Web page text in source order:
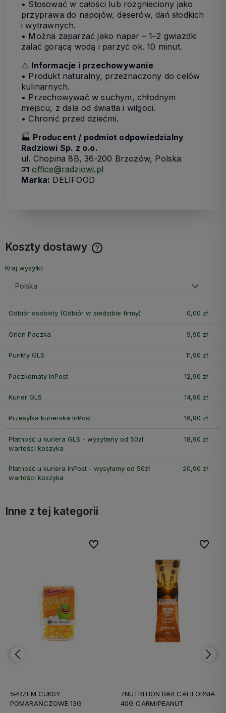
• Stosować w całości lub rozgnieciony jako
przyprawa do napojów, deserów, dań słodkich
i wytrawnych.
• Można zaparzać jako napar – 1–2 gwiazdki
zalać gorącą wodą i parzyć ok. 10 minut.
⚠️ Informacje i przechowywanie
• Produkt naturalny, przeznaczony do celów
kulinarnych.
• Przechowywać w suchym, chłodnym
miejscu, z dala od światła i wilgoci.
• Chronić przed dziećmi.
🏭 Producent / podmiot odpowiedzialny
Radziowi Sp. z o.o.
ul. Chopina 8B, 36-200 Brzozów, Polska
📧office@radziowi.pl
Marka: DELIFOOD
Koszty dostawy
Kraj wysyłki:
Odbiór osobisty(Odbiór w siedzibie firmy) 0,00 zł
Orlen Paczka 9,90 zł
Punkty GLS 11,90 zł
Paczkomaty InPost 12,90 zł
Kurier GLS 14,90 zł
Przesyłka kurierska InPost 16,90 zł
Płatność u kuriera GLS - wysyłamy od 50zł
wartości koszyka
18,90 zł
Płatność u kuriera InPost - wysyłamy od 50zł
wartości koszyka
20,90 zł
Inne z tej kategorii
7NUTRITION BAR CALIFORNIA
40G CARM/PEANUT
Do ulubionych
Do ulubionych
7NUTRITION BAR DUBAI 40G
PISTACHIO
Do
Do